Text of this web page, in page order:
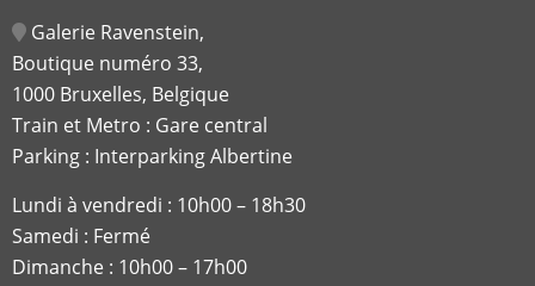
Galerie Ravenstein,
Boutique numéro 33,
1000 Bruxelles, Belgique
Train et Metro : Gare central
Parking : Interparking Albertine
Lundi à vendredi : 10h00 – 18h30
Samedi : Fermé
Dimanche : 10h00 – 17h00